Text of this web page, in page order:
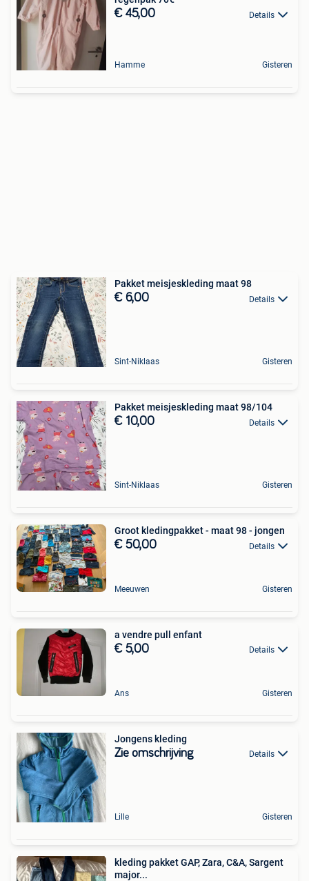
€ 45,00 Details
Hamme Gisteren
Pakket meisjeskleding maat 98
€ 6,00 Details
Sint-Niklaas Gisteren
Pakket meisjeskleding maat 98/104
€ 10,00 Details
Sint-Niklaas Gisteren
Groot kledingpakket - maat 98 - jongen
€ 50,00 Details
Meeuwen Gisteren
a vendre pull enfant
€ 5,00 Details
Ans Gisteren
Jongens kleding
Zie omschrijving Details
Lille Gisteren
kleding pakket GAP, Zara, C&A, Sargent
major...